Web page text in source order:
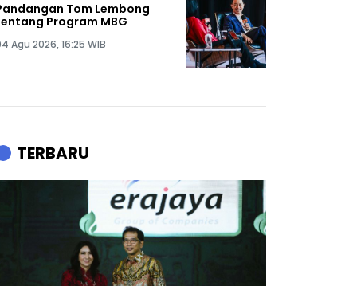
Tom Lembong
Program MBG
Agu 2026, 16:25 WIB
TERBARU